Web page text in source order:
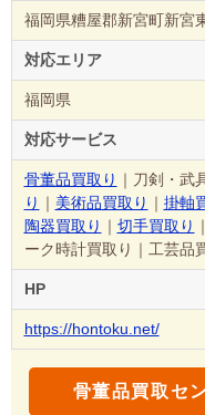
福岡県糟屋郡新宮町新宮
対応エリア
福岡県
対応サービス
骨董品買取り ｜刀剣・武
り ｜ 美術品買取り ｜ 掛軸
陶器買取り ｜ 切手買取り ｜
ーク時計買取り｜工芸品
HP
https://hontoku.net/
骨董品買取セ